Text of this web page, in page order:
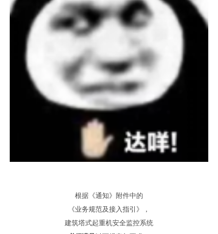
根据 《通知》
附件中的
《业务规范及接入指引》
，
建筑塔式起重机安全监控系统